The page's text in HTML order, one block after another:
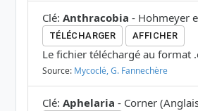
Clé: Anthracobia - Hohmeyer
TÉLÉCHARGER AFFICHER
Le fichier téléchargé au format
Source: Mycoclé, G. Fannechère
Clé: Aphelaria - Corner (